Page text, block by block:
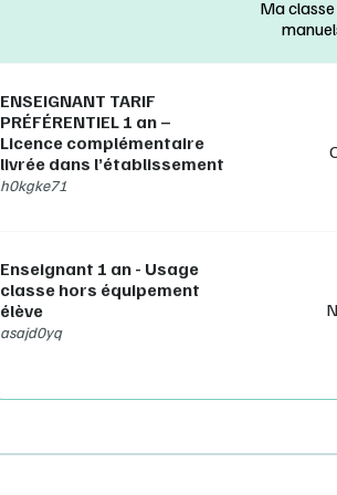
Ma
ENSEIGNANT TARIF
PRÉFÉRENTIEL 1 an –
Licence complémentaire
livrée dans l’établissement
h0kgke71
Enseignant 1 an - Usage
classe hors équipement
élève
asajd0yq